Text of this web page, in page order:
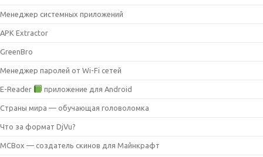
Менеджер системных приложений
APK Extractor
GreenBro
Менеджер паролей от Wi-Fi сетей
E-Reader приложение для Android
Страны мира — обучающая головоломка
Что за формат DjVu?
MCBox — создатель скинов для Майнкрафт